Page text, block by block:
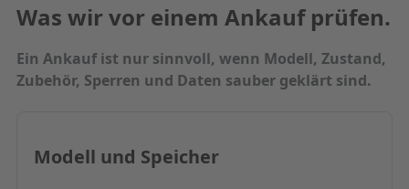
Was wir vor einem Ankauf prüfen.
Ein Ankauf ist nur sinnvoll, wenn Modell, Zustand,
Zubehör, Sperren und Daten sauber geklärt sind.
Modell und Speicher